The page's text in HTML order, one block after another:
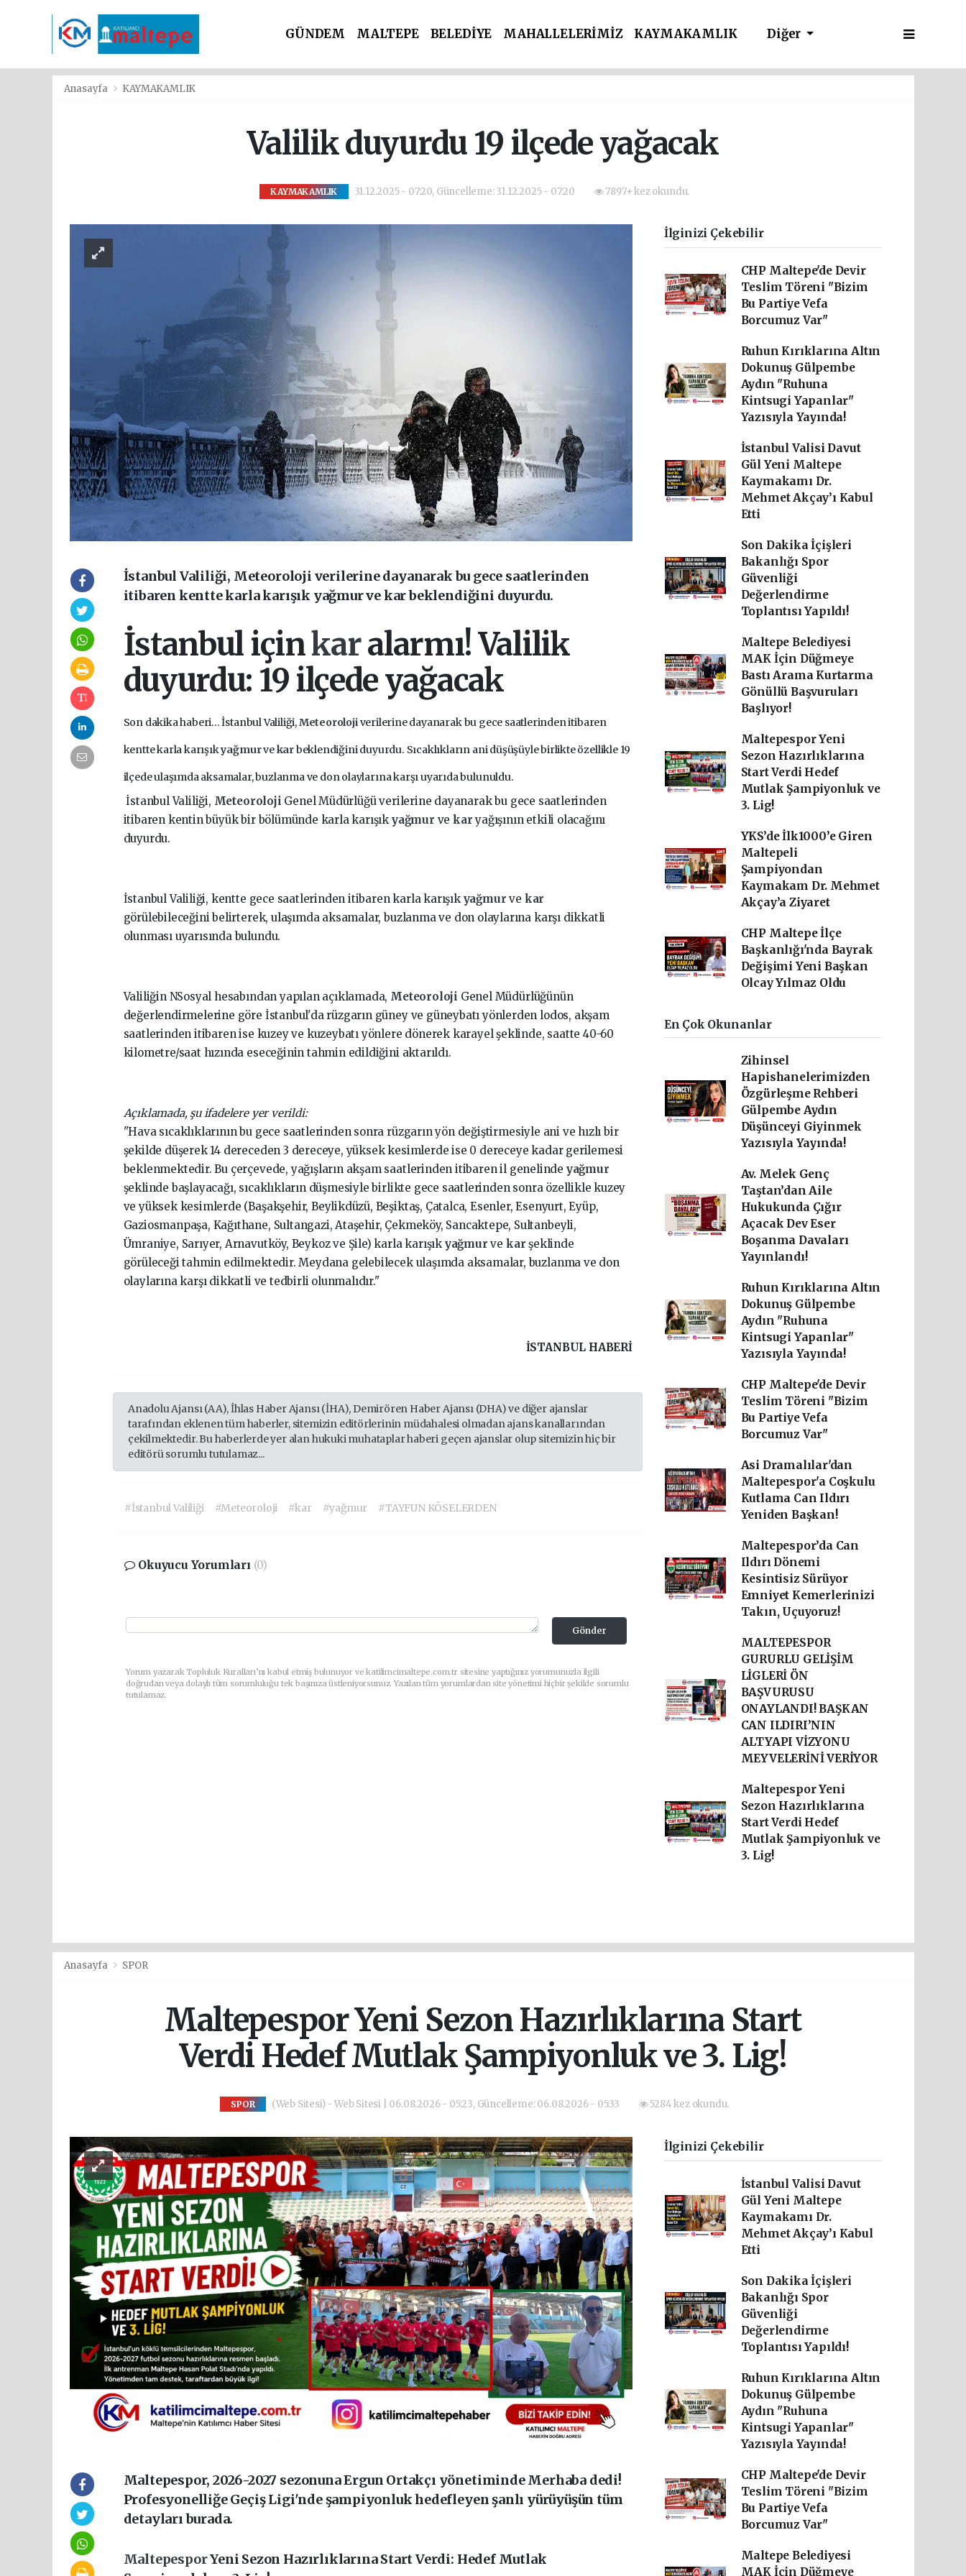
GÜNDEM MALTEPE BELEDİYE MAHALLELERİMİZ
KAYMAKAMLIK
Diğer
Anasayfa KAYMAKAMLIK
Valilik duyurdu 19 ilçede yağacak
KAYMAKAMLIK 31.12.2025 - 07:20, Güncelleme: 31.12.2025 - 07:20 7897+ kez okundu.
İstanbul Valiliği, Meteoroloji verilerine dayanarak bu gece saatlerinden
itibaren kentte karla karışık yağmur ve kar beklendiğini duyurdu.
İstanbul içinkaralarmı! Valilik
duyurdu: 19 ilçede yağacak
Son dakika haberi... İstanbul Valiliği,Meteorolojiverilerine dayanarak bu gece saatlerinden itibaren
kentte karla karışıkyağmurvekarbeklendiğini duyurdu. Sıcaklıkların ani düşüşüyle birlikte özellikle 19
ilçede ulaşımda aksamalar, buzlanma ve don olaylarına karşı uyarıda bulunuldu.
İstanbul Valiliği, Meteoroloji Genel Müdürlüğü verilerine dayanarak bu gece saatlerinden
itibaren kentin büyük bir bölümünde karla karışık yağmur ve karyağışının etkili olacağını
duyurdu.
İstanbul Valiliği, kentte gece saatlerinden itibaren karla karışık yağmurve kar
görülebileceğini belirterek, ulaşımda aksamalar, buzlanma ve don olaylarına karşı dikkatli
olunması uyarısında bulundu.
Valiliğin NSosyal hesabından yapılan açıklamada, Meteoroloji Genel Müdürlüğünün
değerlendirmelerine göre İstanbul'da rüzgarın güney ve güneybatı yönlerden lodos, akşam
saatlerinden itibaren ise kuzey ve kuzeybatı yönlere dönerek karayel şeklinde, saatte 40-60
kilometre/saat hızında eseceğinin tahmin edildiğini aktarıldı.
Açıklamada, şu ifadelere yer verildi:
"Hava sıcaklıklarının bu gece saatlerinden sonra rüzgarın yön değiştirmesiyle ani ve hızlı bir
şekilde düşerek 14 dereceden 3 dereceye, yüksek kesimlerde ise 0 dereceye kadar gerilemesi
beklenmektedir. Bu çerçevede, yağışların akşam saatlerinden itibaren il genelinde yağmur
şeklinde başlayacağı, sıcaklıkların düşmesiyle birlikte gece saatlerinden sonra özellikle kuzey
ve yüksek kesimlerde (Başakşehir, Beylikdüzü, Beşiktaş, Çatalca, Esenler, Esenyurt, Eyüp,
Gaziosmanpaşa, Kağıthane, Sultangazi, Ataşehir, Çekmeköy, Sancaktepe, Sultanbeyli,
Ümraniye, Sarıyer, Arnavutköy, Beykoz ve Şile) karla karışık yağmurve karşeklinde
görüleceği tahmin edilmektedir. Meydana gelebilecek ulaşımda aksamalar, buzlanma ve don
olaylarına karşı dikkatli ve tedbirli olunmalıdır."
İSTANBUL HABERİ
Anadolu Ajansı (AA), İhlas Haber Ajansı (İHA), Demirören Haber Ajansı (DHA) ve diğer ajanslar
tarafından eklenen tüm haberler, sitemizin editörlerinin müdahalesi olmadan ajans kanallarından
çekilmektedir. Bu haberlerde yer alan hukuki muhataplar haberi geçen ajanslar olup sitemizin hiç bir
editörü sorumlu tutulamaz...
#İstanbul Valiliği #Meteoroloji #kar #yağmur #TAYFUN KÖSELERDEN
Okuyucu Yorumları (0)
Gönder
Yorum yazarak Topluluk Kuralları’nı kabul etmiş bulunuyor ve katilimcimaltepe.com.tr sitesine yaptığınız yorumunuzla ilgili
doğrudan veya dolaylı tüm sorumluluğu tek başınıza üstleniyorsunuz. Yazılan tüm yorumlardan site yönetimi hiçbir şekilde sorumlu
tutulamaz.
İlginizi Çekebilir
CHP Maltepe'de Devir
Teslim Töreni "Bizim
Bu Partiye Vefa
Borcumuz Var"
Ruhun Kırıklarına Altın
Dokunuş Gülpembe
Aydın "Ruhuna
Kintsugi Yapanlar"
Yazısıyla Yayında!
İstanbul Valisi Davut
Gül Yeni Maltepe
Kaymakamı Dr.
Mehmet Akçay’ı Kabul
Etti
Son Dakika İçişleri
Bakanlığı Spor
Güvenliği
Değerlendirme
Toplantısı Yapıldı!
Maltepe Belediyesi
MAK İçin Düğmeye
Bastı Arama Kurtarma
Gönüllü Başvuruları
Başlıyor!
Maltepespor Yeni
Sezon Hazırlıklarına
Start Verdi Hedef
Mutlak Şampiyonluk ve
3. Lig!
YKS’de İlk1000’e Giren
Maltepeli
Şampiyondan
Kaymakam Dr. Mehmet
Akçay’a Ziyaret
CHP Maltepe İlçe
Başkanlığı'nda Bayrak
Değişimi Yeni Başkan
Olcay Yılmaz Oldu
En Çok Okunanlar
Zihinsel
Hapishanelerimizden
Özgürleşme Rehberi
Gülpembe Aydın
Düşünceyi Giyinmek
Yazısıyla Yayında!
Av. Melek Genç
Taştan’dan Aile
Hukukunda Çığır
Açacak Dev Eser
Boşanma Davaları
Yayınlandı!
Ruhun Kırıklarına Altın
Dokunuş Gülpembe
Aydın "Ruhuna
Kintsugi Yapanlar"
Yazısıyla Yayında!
CHP Maltepe'de Devir
Teslim Töreni "Bizim
Bu Partiye Vefa
Borcumuz Var"
Asi Dramalılar'dan
Maltepespor'a Coşkulu
Kutlama Can Ildırı
Yeniden Başkan!
Maltepespor’da Can
Ildırı Dönemi
Kesintisiz Sürüyor
Emniyet Kemerlerinizi
Takın, Uçuyoruz!
MALTEPESPOR
GURURLU GELİŞİM
LİGLERİ ÖN
BAŞVURUSU
ONAYLANDI! BAŞKAN
CAN ILDIRI’NIN
ALTYAPI VİZYONU
MEYVELERİNİ VERİYOR
Maltepespor Yeni
Sezon Hazırlıklarına
Start Verdi Hedef
Mutlak Şampiyonluk ve
3. Lig!
Anasayfa SPOR
Maltepespor Yeni Sezon Hazırlıklarına Start
Verdi Hedef Mutlak Şampiyonluk ve 3. Lig!
SPOR (Web Sitesi) - Web Sitesi | 06.08.2026 - 05:23, Güncelleme: 06.08.2026 - 05:33 5284 kez okundu.
Maltepespor, 2026-2027 sezonuna Ergun Ortakçı yönetiminde Merhaba dedi!
Profesyonelliğe Geçiş Ligi'nde şampiyonluk hedefleyen şanlı yürüyüşün tüm
detayları burada.
MaltepesporYeni Sezon Hazırlıklarına Start Verdi: Hedef Mutlak
İlginizi Çekebilir
İstanbul Valisi Davut
Gül Yeni Maltepe
Kaymakamı Dr.
Mehmet Akçay’ı Kabul
Etti
Son Dakika İçişleri
Bakanlığı Spor
Güvenliği
Değerlendirme
Toplantısı Yapıldı!
Ruhun Kırıklarına Altın
Dokunuş Gülpembe
Aydın "Ruhuna
Kintsugi Yapanlar"
Yazısıyla Yayında!
CHP Maltepe'de Devir
Teslim Töreni "Bizim
Bu Partiye Vefa
Borcumuz Var"
Maltepe Belediyesi
MAK İçin Düğmeye